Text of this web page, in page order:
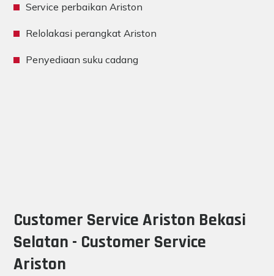
Service perbaikan Ariston
Relolakasi perangkat Ariston
Penyediaan suku cadang
Customer Service Ariston Bekasi
Selatan - Customer Service
Ariston